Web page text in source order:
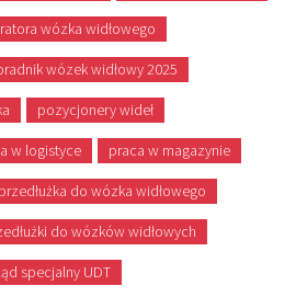
wózka widłowego
wózek widłowy 2025
pozycjonery wideł
w logistyce praca w magazynie
przedłużka do wózka widłowego
do wózków widłowych
specjalny UDT